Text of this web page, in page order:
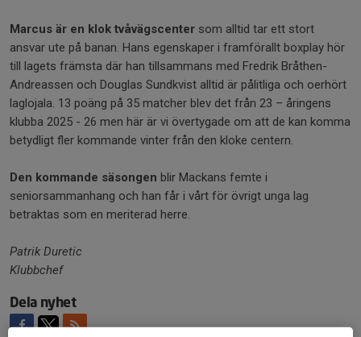
Marcus är en klok tvåvägscenter som alltid tar ett stort
ansvar ute på banan. Hans egenskaper i framförallt boxplay hör
till lagets främsta där han tillsammans med Fredrik Bråthen-
Andreassen och Douglas Sundkvist alltid är pålitliga och oerhört
laglojala. 13 poäng på 35 matcher blev det från 23 – åringens
klubba 2025 - 26 men här är vi övertygade om att de kan komma
betydligt fler kommande vinter från den kloke centern.
Den kommande säsongen blir Mackans femte i
seniorsammanhang och han får i vårt för övrigt unga lag
betraktas som en meriterad herre.
Patrik Duretic
Klubbchef
Dela nyhet